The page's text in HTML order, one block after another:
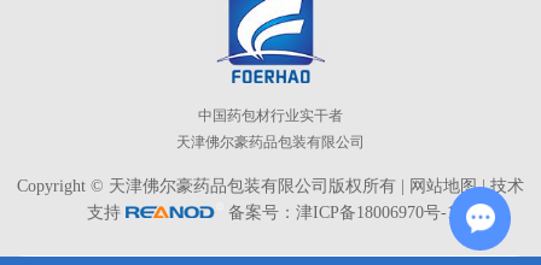
中国药包材行业实干者
天津佛尔豪药品包装有限公司
Copyright © 天津佛尔豪药品包装有限公司版权所有 | 网站地图| 技术
支持
备案号：津ICP备18006970号-1